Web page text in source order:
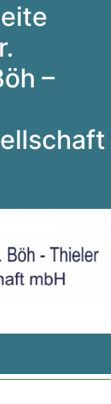
–